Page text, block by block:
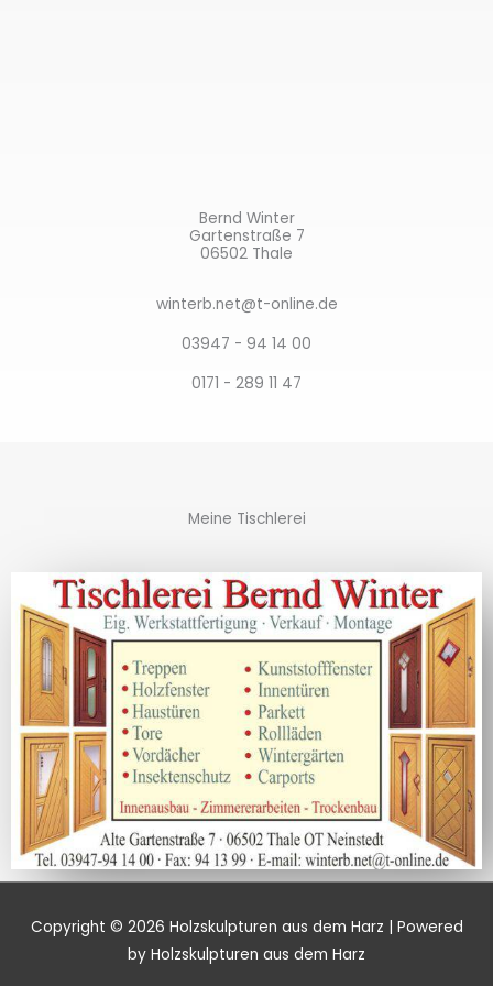
Bernd Winter
Gartenstraße 7
06502 Thale
winterb.net@t-online.de
03947 - 94 14 00
0171 - 289 11 47
Meine Tischlerei
Copyright © 2026 Holzskulpturen aus dem Harz | Powered
by Holzskulpturen aus dem Harz